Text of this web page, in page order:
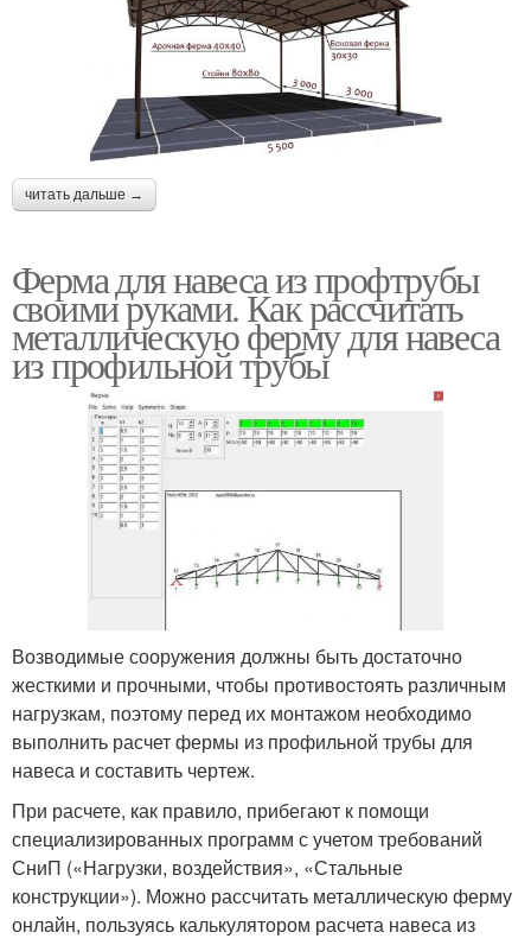
читать дальше →
Ферма для навеса из профтрубы
своими руками. Как рассчитать
металлическую ферму для навеса
из профильной трубы
Возводимые сооружения должны быть достаточно
жесткими и прочными, чтобы противостоять различным
нагрузкам, поэтому перед их монтажом необходимо
выполнить расчет фермы из профильной трубы для
навеса и составить чертеж.
При расчете, как правило, прибегают к помощи
специализированных программ с учетом требований
СниП («Нагрузки, воздействия», «Стальные
конструкции»). Можно рассчитать металлическую ферму
онлайн, пользуясь калькулятором расчета навеса из